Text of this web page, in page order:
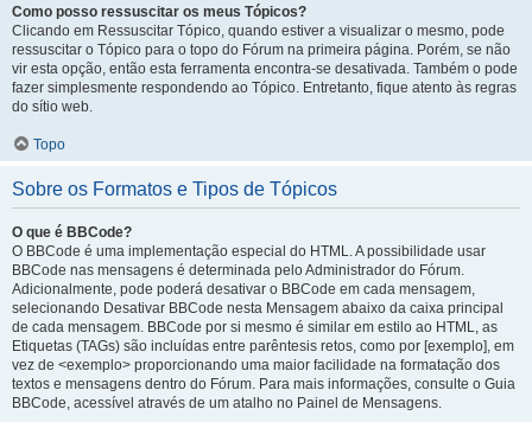
Como posso ressuscitar os meus Tópicos?
Clicando em Ressuscitar Tópico, quando estiver a visualizar o mesmo, pode
ressuscitar o Tópico para o topo do Fórum na primeira página. Porém, se não
vir esta opção, então esta ferramenta encontra-se desativada. Também o pode
fazer simplesmente respondendo ao Tópico. Entretanto, fique atento às regras
do sítio web.
Topo
Sobre os Formatos e Tipos de Tópicos
O que é BBCode?
O BBCode é uma implementação especial do HTML. A possibilidade usar
BBCode nas mensagens é determinada pelo Administrador do Fórum.
Adicionalmente, pode poderá desativar o BBCode em cada mensagem,
selecionando Desativar BBCode nesta Mensagem abaixo da caixa principal
de cada mensagem. BBCode por si mesmo é similar em estilo ao HTML, as
Etiquetas (TAGs) são incluídas entre parêntesis retos, como por [exemplo], em
vez de <exemplo> proporcionando uma maior facilidade na formatação dos
textos e mensagens dentro do Fórum. Para mais informações, consulte o Guia
BBCode, acessível através de um atalho no Painel de Mensagens.